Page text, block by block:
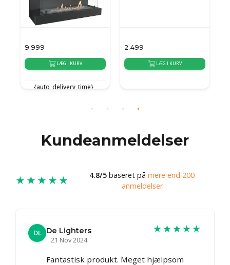
9.999
LÆG I KURV
{auto_delivery_time}
2.499
LÆG I KURV
Kundeanmeldelser
★★★★★ 4.8/5 baseret på mere end 200
anmeldelser
DL De Lighters
21 Nov 2024
★★★★★
Fantastisk produkt. Meget hjælpsom